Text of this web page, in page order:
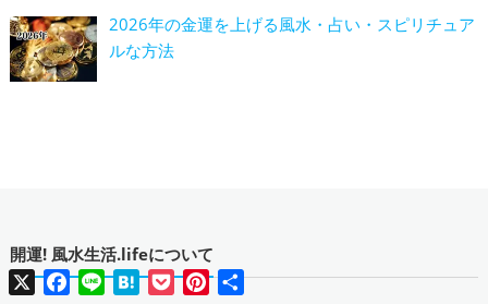
2026年の金運を上げる風水・占い・スピリチュア
ルな方法
開運! 風水生活.lifeについて
X Facebook
Line HatenaPocketPinterest
共